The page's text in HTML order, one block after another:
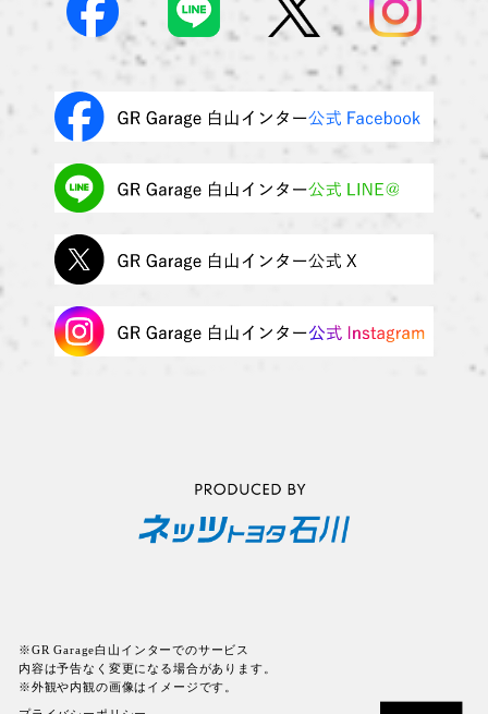
※GR Garage白山インターでのサービス
内容は予告なく変更になる場合があります。
※外観や内観の画像はイメージです。